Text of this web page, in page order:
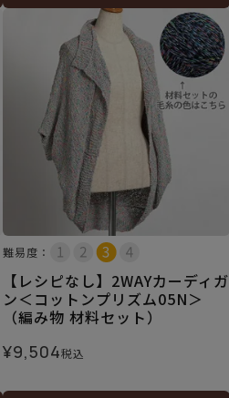
難易度：
【レシピなし】2WAYカーディガ
ン＜コットンプリズム05N＞
（編み物 材料セット）
¥9,504税込